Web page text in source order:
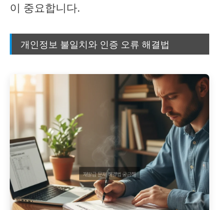
이 중요합니다.
개인정보 불일치와 인증 오류 해결법